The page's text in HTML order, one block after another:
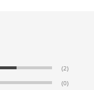
(2)
(0)